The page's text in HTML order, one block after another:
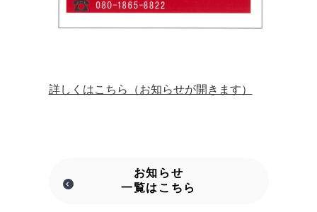
詳しくはこちら（お知らせが開きます）
お知らせ
一覧はこちら